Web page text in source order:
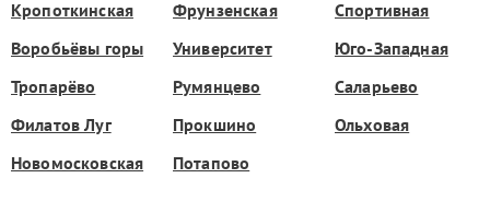
Кропоткинская Фрунзенская
Спортивная
Воробьёвы горы
Университет
Юго-Западная
Тропарёво
Румянцево
Саларьево
Филатов Луг
Прокшино
Ольховая
Новомосковская
Потапово